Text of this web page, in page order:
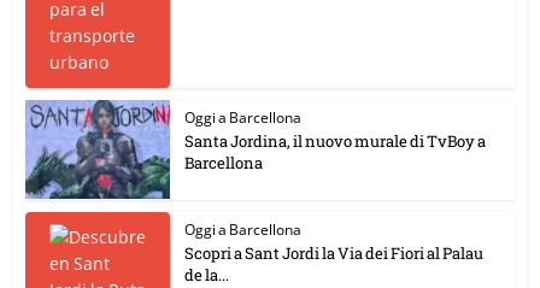
Oggi a Barcellona
Santa Jordina, il nuovo murale di TvBoy a
Barcellona
Oggi a Barcellona
Scopri a Sant Jordi la Via dei Fiori al Palau
de la...